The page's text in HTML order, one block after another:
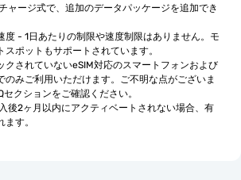
ャージ式で、追加のデータパッケージを追加でき
度 - 1日あたりの制限や速度制限はありません。モ
スポットもサポートされています。
クされていないeSIM対応のスマートフォンおよび
のみご利用いただけます。ご不明な点がございま
セクションをご確認ください。
後2ヶ月以内にアクティベートされない場合、有
す。